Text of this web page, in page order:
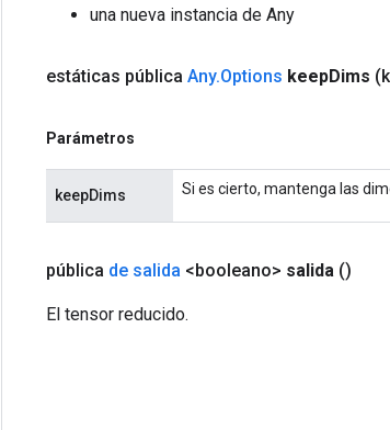
una nueva instancia de Any
estáticas pública Any.Options keepDims
Parámetros
keepDims Si es cierto, mantenga las
pública de salida <booleano> salida ()
El tensor reducido.